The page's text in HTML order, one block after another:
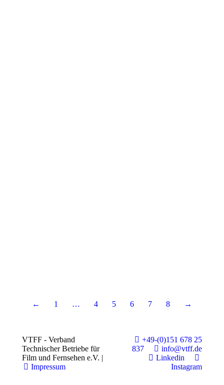
← 1 … 4 5 6 7 8 →
VTFF - Verband
Technischer Betriebe für
Film und Fernsehen e.V. |
Impressum
+49-(0)151 678 25
837
info@vtff.de
Linkedin
Instagram